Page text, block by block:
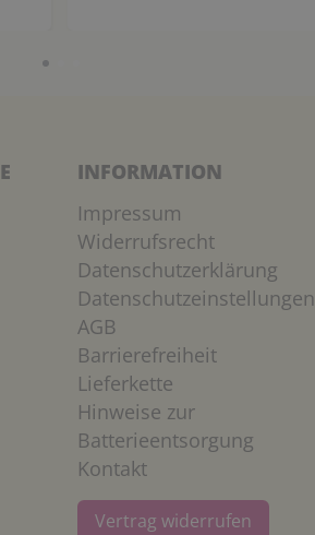
INFORMATION
Impressum
Widerrufsrecht
Datenschutzerklärung
Datenschutzeinstellungen
AGB
Barrierefreiheit
Lieferkette
Hinweise zur
Batterieentsorgung
Kontakt
Vertrag widerrufen